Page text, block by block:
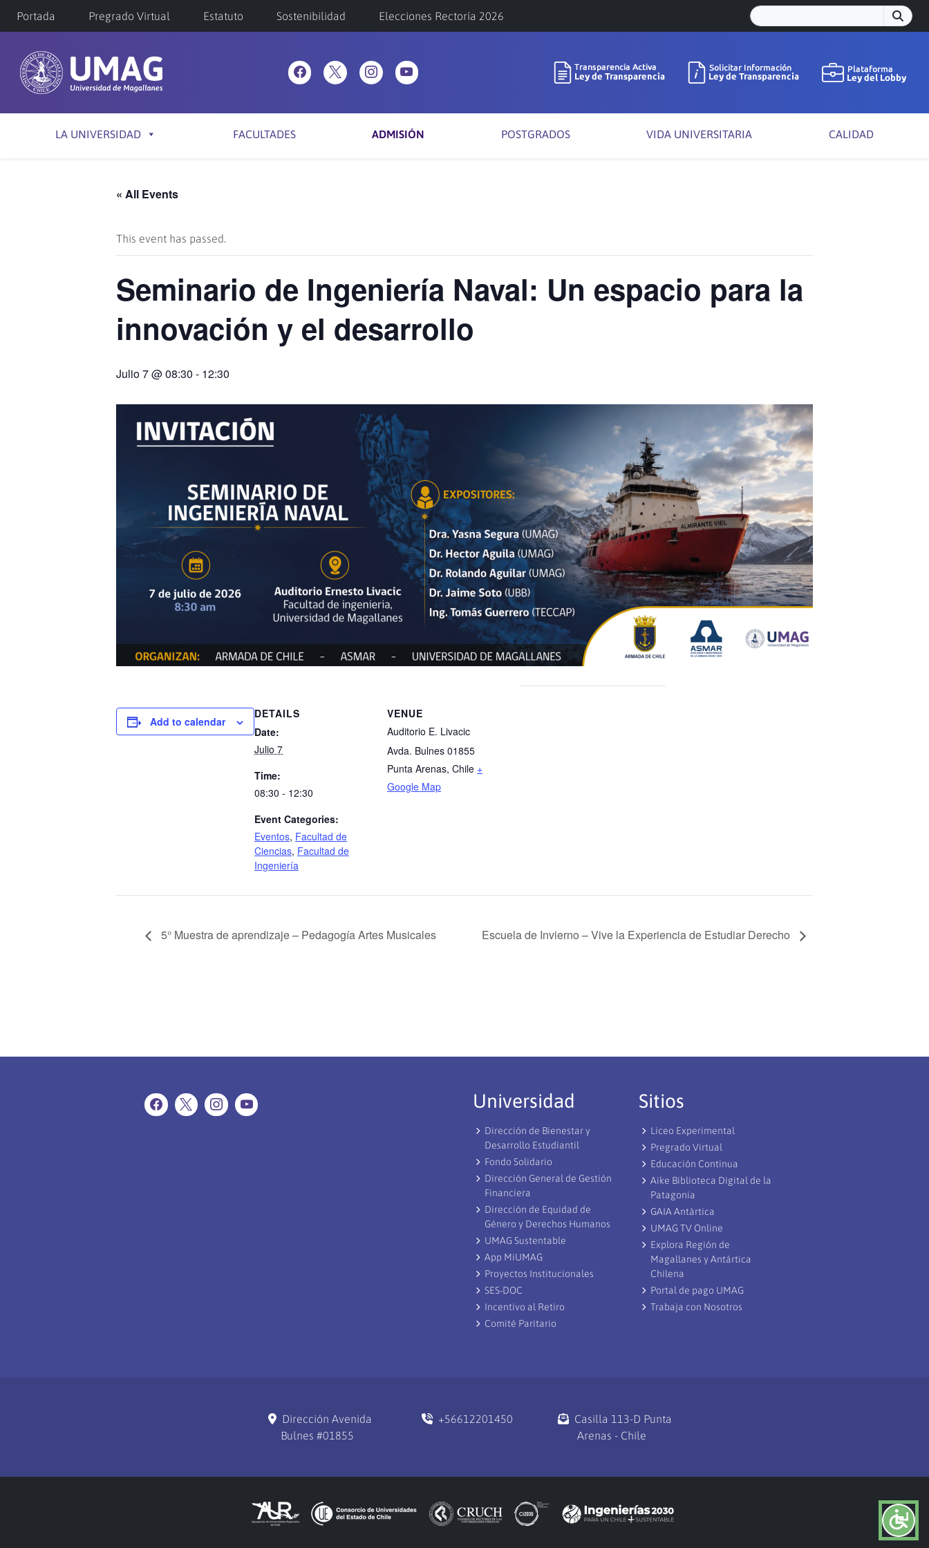
Portada Pregrado Virtual Estatuto Sostenibilidad Elecciones Rectoría 2026
LA UNIVERSIDAD FACULTADES ADMISIÓN POSTGRADOS VIDA UNIVERSITARIA CALIDAD
« All Events
This event has passed.
Seminario de Ingeniería Naval: Un espacio para la
innovación y el desarrollo
Julio 7 @ 08:30 - 12:30
Add to calendar
DETAILS
Date:
Julio 7
Time:
08:30 - 12:30
Event Categories:
Eventos, Facultad de
Ciencias, Facultad de
Ingeniería
VENUE
Auditorio E. Livacic
Avda. Bulnes 01855
Punta Arenas, Chile +
Google Map
5° Muestra de aprendizaje – Pedagogía Artes Musicales Escuela de Invierno – Vive la Experiencia de Estudiar Derecho
Universidad
Dirección de Bienestar y
Desarrollo Estudiantil
Fondo Solidario
Dirección General de Gestión
Financiera
Dirección de Equidad de
Género y Derechos Humanos
UMAG Sustentable
App MiUMAG
Proyectos Institucionales
SES-DOC
Incentivo al Retiro
Comité Paritario
Sitios
Liceo Experimental
Pregrado Virtual
Educación Continua
Aike Biblioteca Digital de la
Patagonia
GAIA Antártica
UMAG TV Online
Explora Región de
Magallanes y Antártica
Chilena
Portal de pago UMAG
Trabaja con Nosotros
Dirección Avenida
Bulnes #01855
+56612201450
Casilla 113-D Punta
Arenas - Chile